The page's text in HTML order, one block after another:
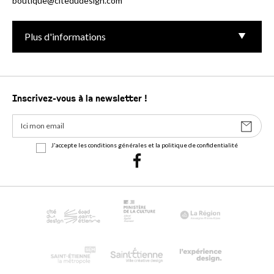
Plus d'informations
Inscrivez-vous à la newsletter !
J'accepte les conditions générales et la politique de confidentialité